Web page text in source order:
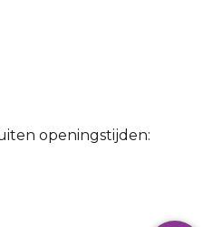
openingstijden: